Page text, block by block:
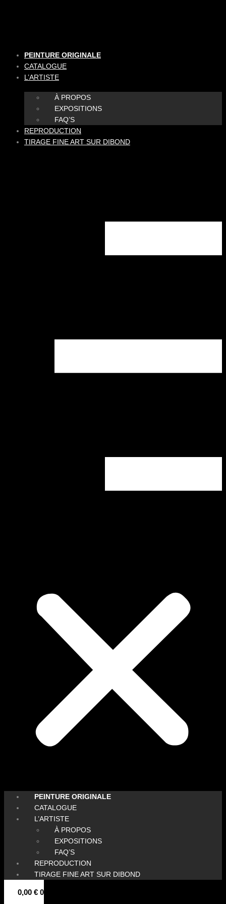
PEINTURE ORIGINALE
CATALOGUE
L’ARTISTE
À PROPOS
EXPOSITIONS
FAQ’S
REPRODUCTION
TIRAGE FINE ART SUR DIBOND
PEINTURE ORIGINALE
CATALOGUE
L’ARTISTE
À PROPOS
EXPOSITIONS
FAQ’S
REPRODUCTION
TIRAGE FINE ART SUR DIBOND
0,00 € 0